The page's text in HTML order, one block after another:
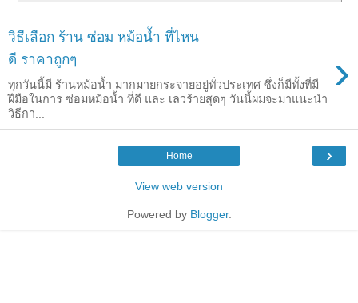
วิธีเลือก ร้าน ซ่อม หม้อน้ำ ที่ไหน
ดี ราคาถูกๆ
›
ทุกวันนี้มี ร้านหม้อน้ำ มากมายกระจายอยู่ทั่วประเทศ ซึ่งก็มีทั้งที่มี
ฝีมือในการ ซ่อมหม้อน้ำ ที่ดี และ เลวร้ายสุดๆ วันนี้ผมจะมาแนะนำ
วิธีกา...
›
Home
View web version
Powered by Blogger.